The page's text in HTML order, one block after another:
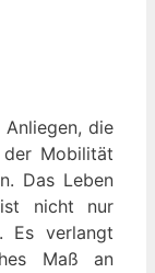
Anliegen, die
Mobilität
Das Leben
nicht nur
Es verlangt
Maß an